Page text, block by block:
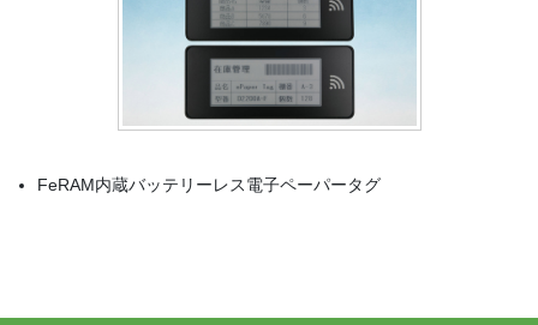
FeRAM内蔵バッテリーレス電子ペーパータグ